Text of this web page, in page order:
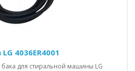
4036ER4001
для стиральной машины LG